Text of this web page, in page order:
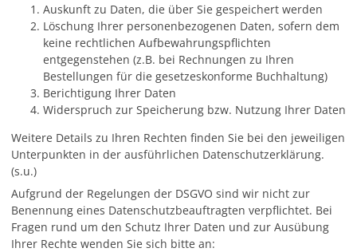
Auskunft zu Daten, die über Sie gespeichert werden
Löschung Ihrer personenbezogenen Daten, sofern dem
keine rechtlichen Aufbewahrungspflichten
entgegenstehen (z.B. bei Rechnungen zu Ihren
Bestellungen für die gesetzeskonforme Buchhaltung)
Berichtigung Ihrer Daten
Widerspruch zur Speicherung bzw. Nutzung Ihrer Daten
Weitere Details zu Ihren Rechten finden Sie bei den jeweiligen
Unterpunkten in der ausführlichen Datenschutzerklärung.
(s.u.)
Aufgrund der Regelungen der DSGVO sind wir nicht zur
Benennung eines Datenschutzbeauftragten verpflichtet. Bei
Fragen rund um den Schutz Ihrer Daten und zur Ausübung
Ihrer Rechte wenden Sie sich bitte an: